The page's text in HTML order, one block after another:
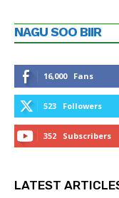
NAGU SOO BIIR
16,000 Fans
523 Followers
352 Subscribers
LATEST